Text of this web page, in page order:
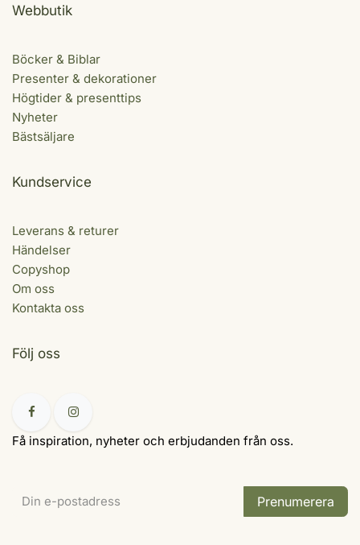
Webbutik
Böcker & Biblar
Presenter & dekorationer
Högtider & presenttips
Nyheter
Bästsäljare
Kundservice
Leverans & returer
Händelser
Copyshop
Om oss
Kontakta oss
Följ oss
Få inspiration, nyheter och erbjudanden från oss.
Prenumerera